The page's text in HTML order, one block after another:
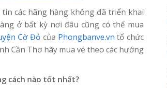
các hãng hàng không đã triển khai
ở bất kỳ nơi đâu cũng có thể mua
Cờ Đỏ của Phongbanve.vn tổ chức
Cần Thơ hãy mua vé theo các hướng
cách nào tốt nhất?